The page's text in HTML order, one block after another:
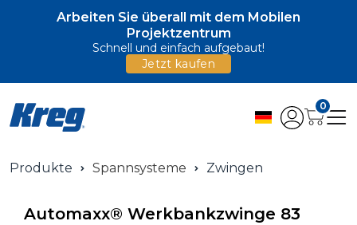
Arbeiten Sie überall mit dem Mobilen
Projektzentrum
Schnell und einfach aufgebaut!
Jetzt kaufen
0
Produkte Spannsysteme Zwingen
Automaxx® Werkbankzwinge 83